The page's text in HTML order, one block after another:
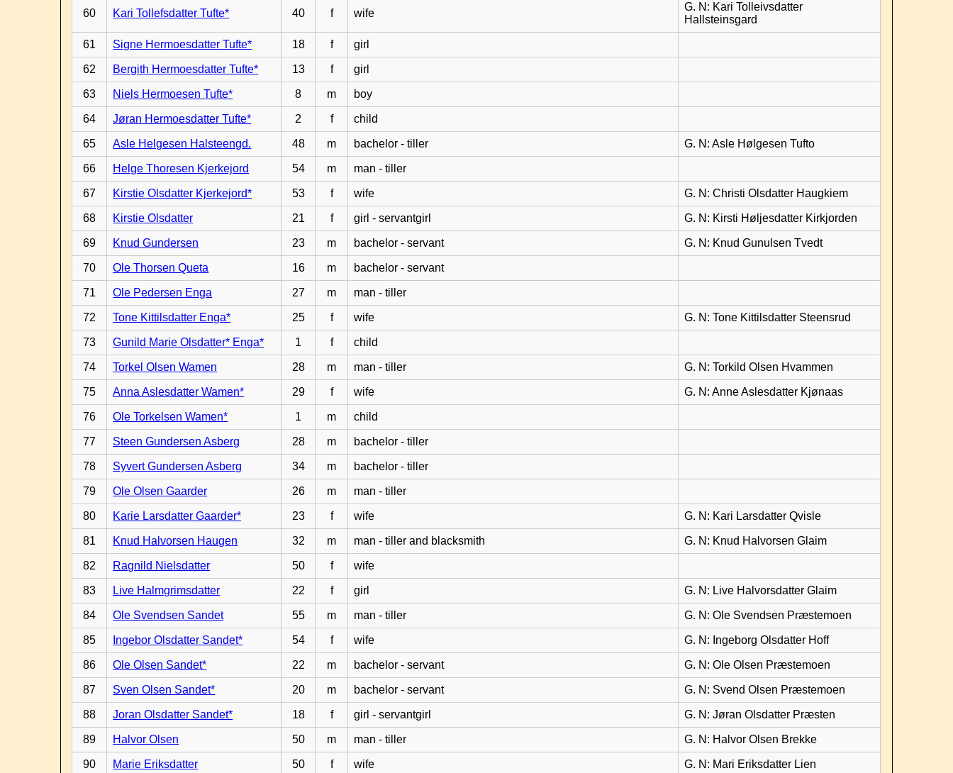
60 Kari Tollefsdatter Tufte* 40 f wife
G. N: Kari Tolleivsdatter
Hallsteinsgard
61 Signe Hermoesdatter Tufte* 18 f girl
62 Bergith Hermoesdatter Tufte* 13 f girl
63 Niels Hermoesen Tufte* 8 m boy
64 Jøran Hermoesdatter Tufte* 2 f child
65 Asle Helgesen Halsteengd. 48 m bachelor - tiller G. N: Asle Hølgesen Tufto
66 Helge Thoresen Kjerkejord 54 m man - tiller
67 Kirstie Olsdatter Kjerkejord* 53 f wife G. N: Christi Olsdatter Haugkiem
68 Kirstie Olsdatter 21 f girl - servantgirl G. N: Kirsti Høljesdatter Kirkjorden
69 Knud Gundersen 23 m bachelor - servant G. N: Knud Gunulsen Tvedt
70 Ole Thorsen Queta 16 m bachelor - servant
71 Ole Pedersen Enga 27 m man - tiller
72 Tone Kittilsdatter Enga* 25 f wife G. N: Tone Kittilsdatter Steensrud
73 Gunild Marie Olsdatter* Enga* 1 f child
74 Torkel Olsen Wamen 28 m man - tiller G. N: Torkild Olsen Hvammen
75 Anna Aslesdatter Wamen* 29 f wife G. N: Anne Aslesdatter Kjønaas
76 Ole Torkelsen Wamen* 1 m child
77 Steen Gundersen Asberg 28 m bachelor - tiller
78 Syvert Gundersen Asberg 34 m bachelor - tiller
79 Ole Olsen Gaarder 26 m man - tiller
80 Karie Larsdatter Gaarder* 23 f wife G. N: Kari Larsdatter Qvisle
81 Knud Halvorsen Haugen 32 m man - tiller and blacksmith G. N: Knud Halvorsen Glaim
82 Ragnild Nielsdatter 50 f wife
83 Live Halmgrimsdatter 22 f girl G. N: Live Halvorsdatter Glaim
84 Ole Svendsen Sandet 55 m man - tiller G. N: Ole Svendsen Præstemoen
85 Ingebor Olsdatter Sandet* 54 f wife G. N: Ingeborg Olsdatter Hoff
86 Ole Olsen Sandet* 22 m bachelor - servant G. N: Ole Olsen Præstemoen
87 Sven Olsen Sandet* 20 m bachelor - servant G. N: Svend Olsen Præstemoen
88 Joran Olsdatter Sandet* 18 f girl - servantgirl G. N: Jøran Olsdatter Præsten
89 Halvor Olsen 50 m man - tiller G. N: Halvor Olsen Brekke
90 Marie Eriksdatter 50 f wife G. N: Mari Eriksdatter Lien